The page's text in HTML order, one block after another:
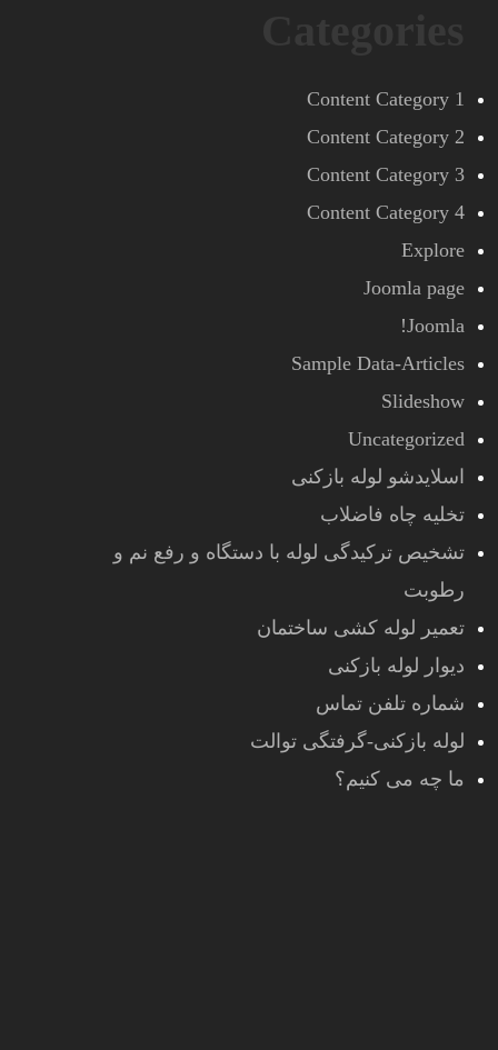
Content Category 1
Content Category 2
Content Category 3
Content Category 4
Explore
Joomla page
Joomla!
Sample Data-Articles
Slideshow
Uncategorized
اسلایدشو لوله بازکنی
تخلیه چاه فاضلاب
تشخیص ترکیدگی لوله با دستگاه و رفع نم و
رطوبت
تعمیر لوله کشی ساختمان
دیوار لوله بازکنی
شماره تلفن تماس
لوله بازکنی-گرفتگی توالت
ما چه می کنیم؟